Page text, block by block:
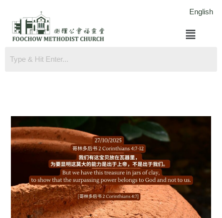
English
菜
单